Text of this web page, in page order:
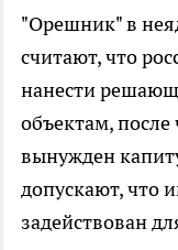
"Орешник" в
считают, что
нанести
объектам,
вынужден
допускают, что
задействован